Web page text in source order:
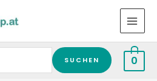
SUCHEN 0